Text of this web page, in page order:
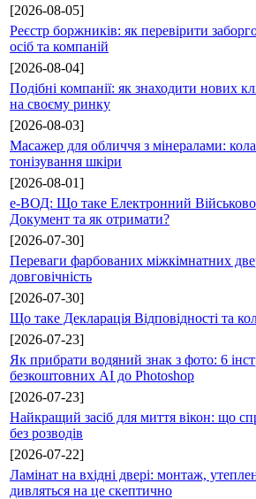
[2026-08-05]
Реєстр боржників: як перевірити
осіб та компаній
[2026-08-04]
Подібні компанії: як знаходити нових
на своєму ринку
[2026-08-03]
Масажер для обличчя з мінералами:
тонізування шкіри
[2026-08-01]
е-ВОД: Що таке Електронний
Документ та як отримати?
[2026-07-30]
Переваги фарбованих міжкімнатних
довговічність
[2026-07-30]
Що таке Декларація Відповідності та
[2026-07-23]
Як прибрати водяний знак з фото: 6
безкоштовних AI до Photoshop
[2026-07-23]
Найкращий засіб для миття вікон: що
без розводів
[2026-07-22]
Ламінат на вхідні двері: монтаж,
дивляться на це скептично